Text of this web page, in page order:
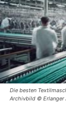
Die besten
Archivbild © Erlanger